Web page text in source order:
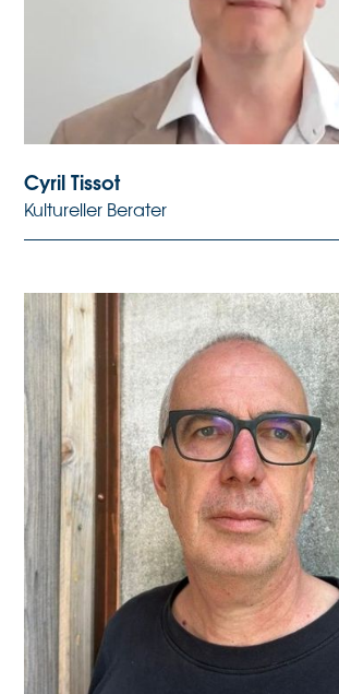
Cyril Tissot
Kultureller Berater